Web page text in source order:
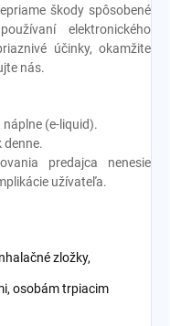
škody spôsobené
elektronického
účinky, okamžite
nás.
(e-liquid).
denne.
predajca nenesie
užívateľa.
zložky,
osobám trpiacim